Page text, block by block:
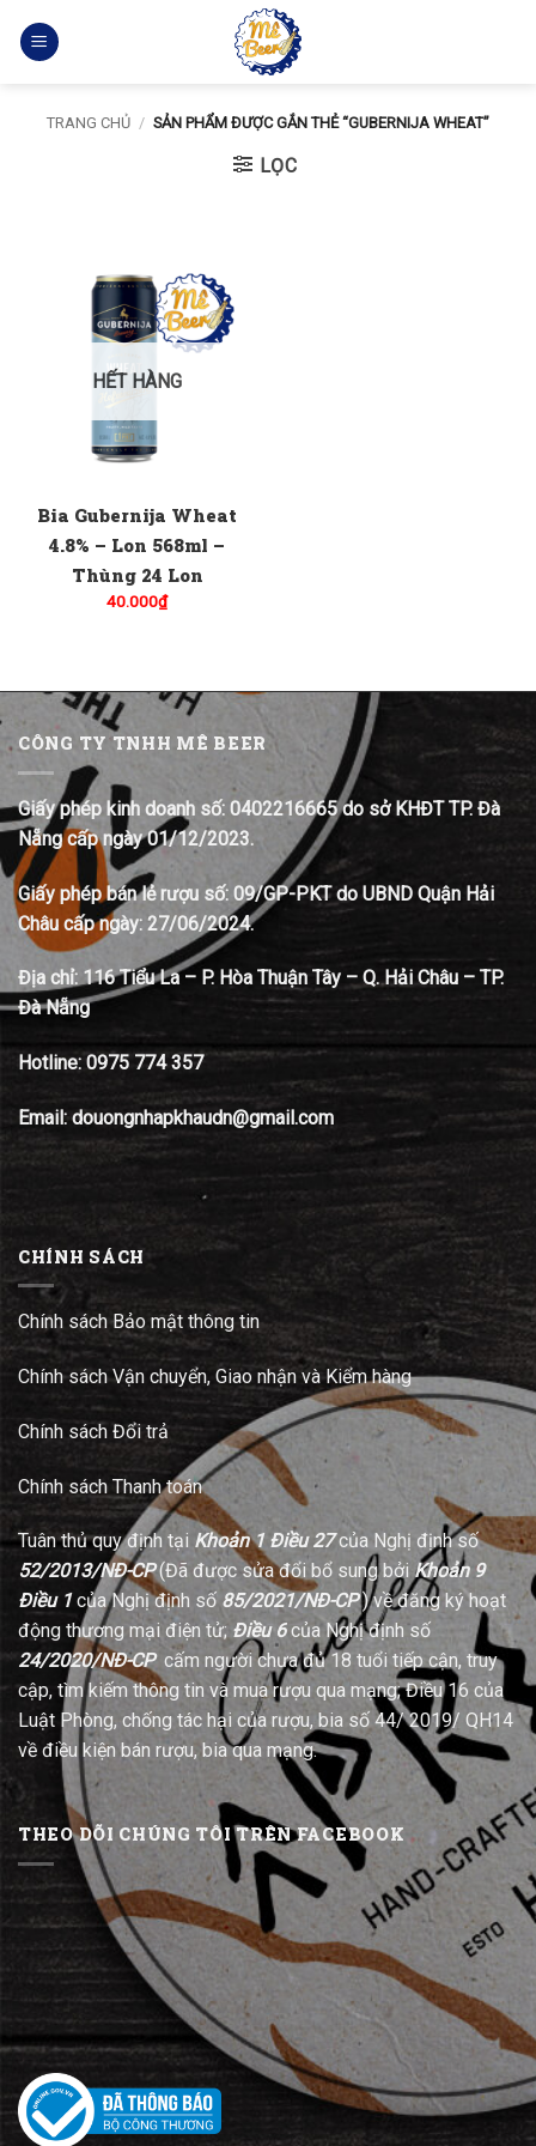
qua
TRANG CHỦ / SẢN PHẨM ĐƯỢC GẮN THẺ “GUBERNIJA WHEAT”
LỌC
HẾT HÀNG
Bia Gubernija Wheat
4.8% – Lon 568ml –
Thùng 24 Lon
40.000₫
CÔNG TY TNHH MÊ BEER
Giấy phép kinh doanh số: 0402216665 do sở KHĐT TP. Đà
Nẵng cấp ngày 01/12/2023.
Giấy phép bán lẻ rượu số: 09/GP-PKT do UBND Quận Hải
Châu cấp ngày: 27/06/2024.
Địa chỉ: 116 Tiểu La – P. Hòa Thuận Tây – Q. Hải Châu – TP.
Đà Nẵng
Hotline: 0975 774 357
Email: douongnhapkhaudn@gmail.com
CHÍNH SÁCH
Chính sách Bảo mật thông tin
Chính sách Vận chuyển, Giao nhận và Kiểm hàng
Chính sách Đổi trả
Chính sách Thanh toán
Tuân thủ quy định tại Khoản 1 Điều 27của Nghị định số
52/2013/NĐ-CP(Đã được sửa đổi bổ sung bởi Khoản 9
Điều 1của Nghị định số 85/2021/NĐ-CP) về đăng ký hoạt
động thương mại điện tử; Điều 6của Nghị định số
24/2020/NĐ-CPcấm người chưa đủ 18 tuổi tiếp cận, truy
cập, tìm kiếm thông tin và mua rượu qua mạng; Điều 16 của
Luật Phòng, chống tác hại của rượu, bia số 44/ 2019/ QH14
về điều kiện bán rượu, bia qua mạng.
THEO DÕI CHÚNG TÔI TRÊN FACEBOOK